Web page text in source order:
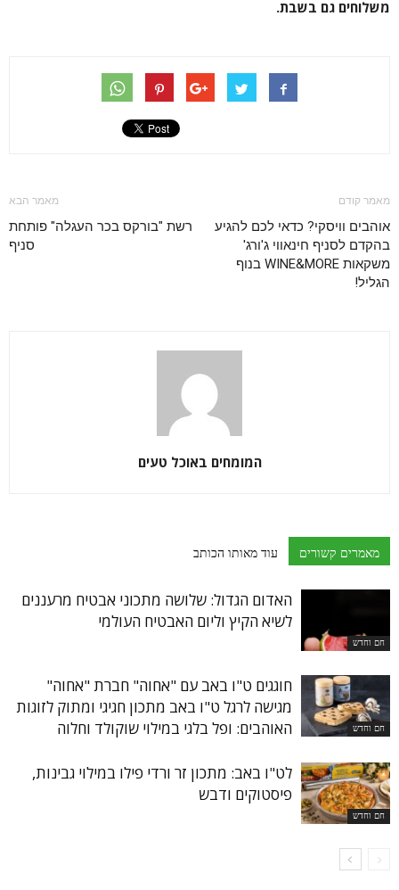
משלוחים גם בשבת.
מאמר קודם
אוהבים וויסקי? כדאי לכם להגיע
בהקדם לסניף חינאווי ג'ורג'
משקאות WINE&MORE בנוף
הגליל!
מאמר הבא
רשת "בורקס בכר העגלה" פותחת
סניף
המומחים באוכל טעים
מאמרים קשורים עוד מאותו הכותב
חם וחדש
האדום הגדול: שלושה מתכוני אבטיח מרעננים
לשיא הקיץ וליום האבטיח העולמי
חם וחדש
חוגגים ט"ו באב עם "אחוה" חברת "אחוה"
מגישה לרגל ט"ו באב מתכון חגיגי ומתוק לזוגות
האוהבים: ופל בלגי במילוי שוקולד וחלוה
חם וחדש
לט"ו באב: מתכון זר ורדי פילו במילוי גבינות,
פיסטוקים ודבש